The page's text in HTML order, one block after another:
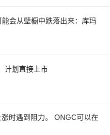
会从壁橱中跌落出来：库玛
计划直接上市
时遇到阻力。 ONGC可以在